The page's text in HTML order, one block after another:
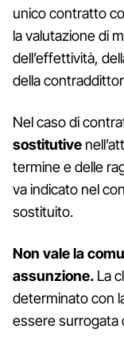
unico contratto
la valutazione di
dell’effettività,
della
Nel caso di
sostitutive
termine e delle
va indicato nel
sostituito.
Non vale la
assunzione. La
determinato con
essere surrogata